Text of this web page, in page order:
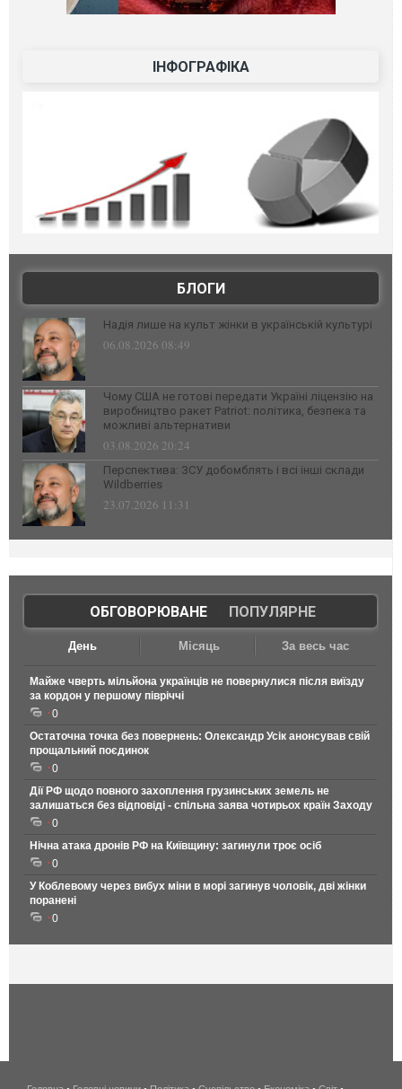
ІНФОГРАФІКА
БЛОГИ
Надія лише на культ жінки в українській культурі
06.08.2026 08:49
Чому США не готові передати Україні ліцензію на
виробництво ракет Patriot: політика, безпека та
можливі альтернативи
03.08.2026 20:24
Перспектива: ЗСУ добомблять і всі інші склади
Wildberries
23.07.2026 11:31
ОБГОВОРЮВАНЕ| ПОПУЛЯРНЕ
День Місяць За весь час
Майже чверть мільйона українців не повернулися після виїзду
за кордон у першому півріччі
0
Остаточна точка без повернень: Олександр Усік анонсував свій
прощальний поєдинок
0
Дії РФ щодо повного захоплення грузинських земель не
залишаться без відповіді - спільна заява чотирьох країн Заходу
0
Нічна атака дронів РФ на Київщину: загинули троє осіб
0
У Коблевому через вибух міни в морі загинув чоловік, дві жінки
поранені
0